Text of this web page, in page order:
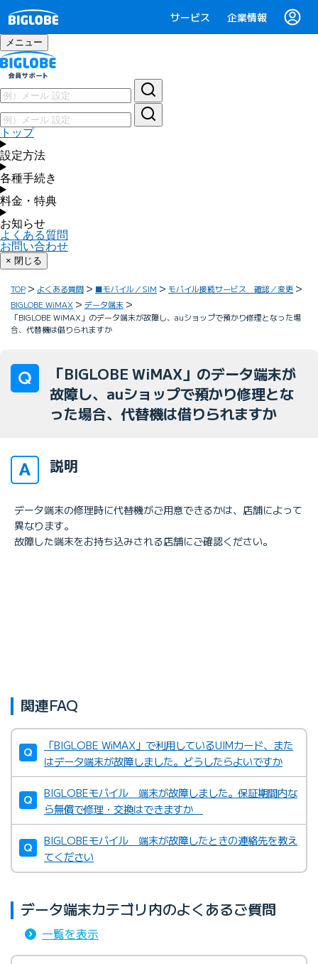
サービス 企業情報
メニュー
トップ
設定方法
各種手続き
料金・特典
お知らせ
よくある質問
お問い合わせ
× 閉じる
TOP よくある質問 ■モバイル／SIM
モバイル接続サービス 確認／変更
BIGLOBE WiMAX
データ端末
「BIGLOBE WiMAX」のデータ端末が故障し、auショップで預かり修理となった場
合、代替機は借りられますか
「BIGLOBE WiMAX」のデータ端末が
故障し、auショップで預かり修理とな
った場合、代替機は借りられますか
説明
データ端末の修理時に代替機がご用意できるかは、店舗によって
異なります。
故障した端末をお持ち込みされる店舗にご確認ください。
関連FAQ
「BIGLOBE WiMAX」で利用しているUIMカード、また
はデータ端末が故障しました。どうしたらよいですか
BIGLOBEモバイル 端末が故障しました。保証期間内な
ら無償で修理・交換はできますか
BIGLOBEモバイル 端末が故障したときの連絡先を教え
てください
データ端末カテゴリ内のよくあるご質問
一覧を表示